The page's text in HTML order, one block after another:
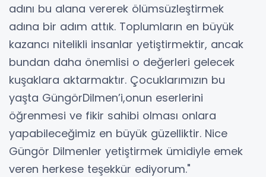
adını bu alana vererek ölümsüzleştirmek
adına bir adım attık. Toplumların en büyük
kazancı nitelikli insanlar yetiştirmektir, ancak
bundan daha önemlisi o değerleri gelecek
kuşaklara aktarmaktır. Çocuklarımızın bu
yaşta GüngörDilmen’i,onun eserlerini
öğrenmesi ve fikir sahibi olması onlara
yapabileceğimiz en büyük güzelliktir. Nice
Güngör Dilmenler yetiştirmek ümidiyle emek
veren herkese teşekkür ediyorum."